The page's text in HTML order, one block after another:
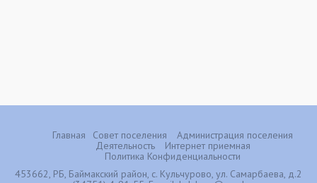
Главная Совет поселения
Администрация поселения
Деятельность
Интернет приемная
Политика Конфиденциальности
453662, РБ, Баймакский район, с. Кульчурово, ул. Самарбаева, д.2